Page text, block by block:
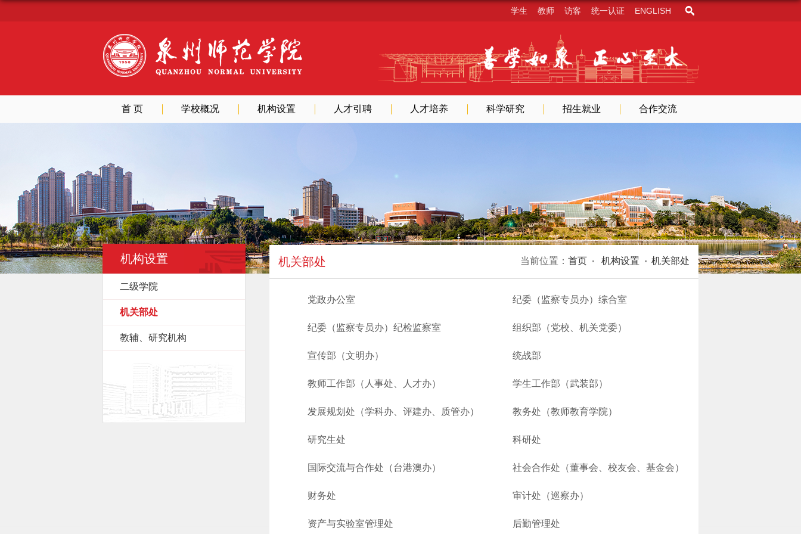
学生 教师 访客 统一认证 ENGLISH
首 页 学校概况 机构设置 人才引聘 人才培养 科学研究 招生就业 合作交流
机构设置
二级学院
机关部处
教辅、研究机构
当前位置： 首页 机构设置 机关部处
机关部处
党政办公室 纪委（监察专员办）综合室
纪委（监察专员办）纪检监察室 组织部（党校、机关党委）
宣传部（文明办） 统战部
教师工作部（人事处、人才办） 学生工作部（武装部）
发展规划处（学科办、评建办、质管办） 教务处（教师教育学院）
研究生处 科研处
国际交流与合作处（台港澳办） 社会合作处（董事会、校友会、基金会）
财务处 审计处（巡察办）
资产与实验室管理处 后勤管理处